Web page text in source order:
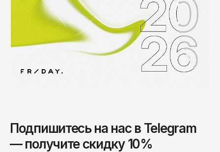
Подпишитесь на нас в Telegram
— получите скидку 10%
Ярославль